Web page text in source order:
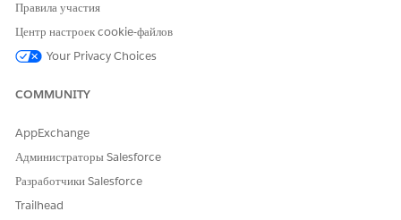
Определение причины исключения процесса
жизненного цикла заказа. Определение причины исключения
процесса является первым шагом к решению проблемы.
Решение исключения процесса
решить проблему и продолжить обычную обработку сводки
Правила участия
Центр настроек cookie-файлов
Your Privacy Choices
COMMUNITY
AppExchange
Администраторы Salesforce
Разработчики Salesforce
Trailhead